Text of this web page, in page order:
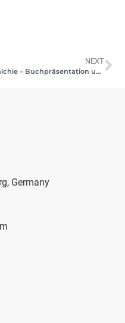
NEXT
Kalchie – Buchpräsentation und Soloausstellung
Germany